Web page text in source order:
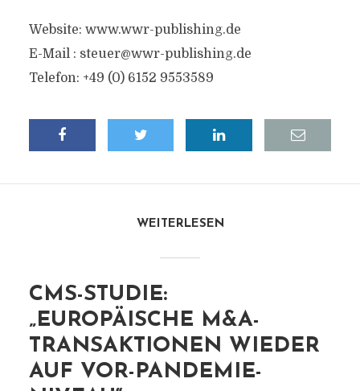
Website: www.wwr-publishing.de
E-Mail : steuer@wwr-publishing.de
Telefon: +49 (0) 6152 9553589
WEITERLESEN
CMS-STUDIE:
„EUROPÄISCHE M&A-
TRANSAKTIONEN WIEDER
AUF VOR-PANDEMIE-